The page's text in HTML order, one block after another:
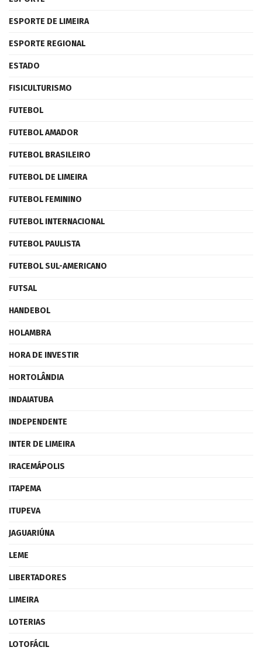
ESPORTE DE LIMEIRA
ESPORTE REGIONAL
ESTADO
FISICULTURISMO
FUTEBOL
FUTEBOL AMADOR
FUTEBOL BRASILEIRO
FUTEBOL DE LIMEIRA
FUTEBOL FEMININO
FUTEBOL INTERNACIONAL
FUTEBOL PAULISTA
FUTEBOL SUL-AMERICANO
FUTSAL
HANDEBOL
HOLAMBRA
HORA DE INVESTIR
HORTOLÂNDIA
INDAIATUBA
INDEPENDENTE
INTER DE LIMEIRA
IRACEMÁPOLIS
ITAPEMA
ITUPEVA
JAGUARIÚNA
LEME
LIBERTADORES
LIMEIRA
LOTERIAS
LOTOFÁCIL